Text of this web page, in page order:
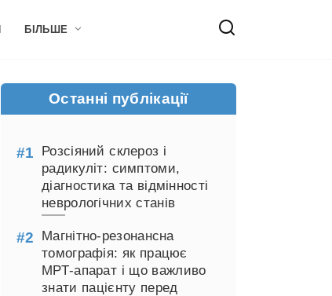
БІЛЬШЕ
Останні публікації
Розсіяний склероз і
радикуліт: симптоми,
діагностика та відмінності
неврологічних станів
Магнітно-резонансна
томографія: як працює
МРТ-апарат і що важливо
знати пацієнту перед